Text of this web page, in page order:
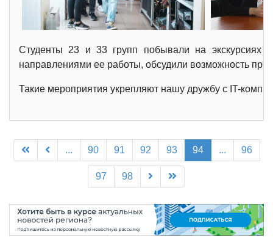
Студенты 23 и 33 групп побывали на экскурсиях
направлениями ее работы, обсудили возможность
Такие мероприятия укрепляют нашу дружбу с IT-
... 90 91 92 93 94 ... 96
97 98